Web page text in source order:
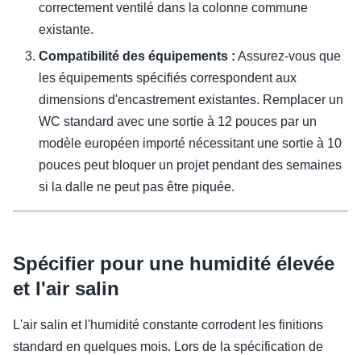
correctement ventilé dans la colonne commune
existante.
Compatibilité des équipements : Assurez-vous que
les équipements spécifiés correspondent aux
dimensions d'encastrement existantes. Remplacer un
WC standard avec une sortie à 12 pouces par un
modèle européen importé nécessitant une sortie à 10
pouces peut bloquer un projet pendant des semaines
si la dalle ne peut pas être piquée.
Spécifier pour une humidité élevée
et l'air salin
L'air salin et l'humidité constante corrodent les finitions
standard en quelques mois. Lors de la spécification de